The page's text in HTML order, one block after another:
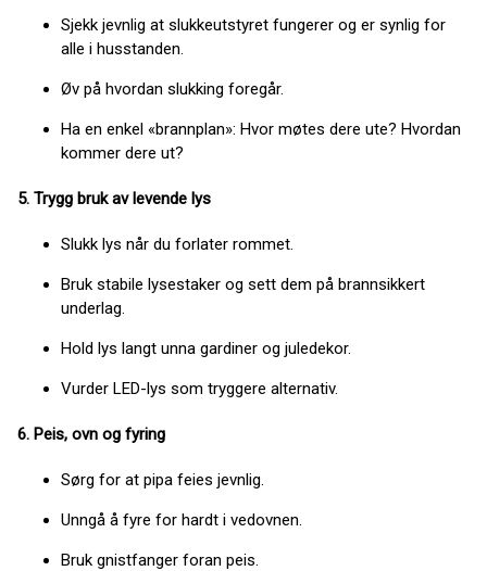
Sjekk jevnlig at slukkeutstyret fungerer og er synlig for
alle i husstanden.
Øv på hvordan slukking foregår.
Ha en enkel «brannplan»: Hvor møtes dere ute? Hvordan
kommer dere ut?
5. Trygg bruk av levende lys
Slukk lys når du forlater rommet.
Bruk stabile lysestaker og sett dem på brannsikkert
underlag.
Hold lys langt unna gardiner og juledekor.
Vurder LED-lys som tryggere alternativ.
6. Peis, ovn og fyring
Sørg for at pipa feies jevnlig.
Unngå å fyre for hardt i vedovnen.
Bruk gnistfanger foran peis.